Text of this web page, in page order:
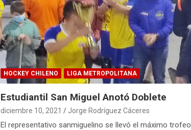
HOCKEY CHILENO LIGA METROPOLITANA
Estudiantil San Miguel Anotó Doblete
diciembre 10, 2021 Jorge Rodríguez Cáceres
El representativo sanmiguelino se llevó el máximo trofeo